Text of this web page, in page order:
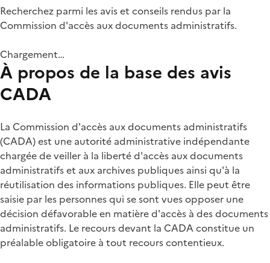
Recherchez parmi les avis et conseils rendus par la
Commission d'accès aux documents administratifs.
Chargement…
À propos de la base des avis
CADA
La Commission d'accès aux documents administratifs
(CADA) est une autorité administrative indépendante
chargée de veiller à la liberté d'accès aux documents
administratifs et aux archives publiques ainsi qu'à la
réutilisation des informations publiques. Elle peut être
saisie par les personnes qui se sont vues opposer une
décision défavorable en matière d'accès à des documents
administratifs. Le recours devant la CADA constitue un
préalable obligatoire à tout recours contentieux.